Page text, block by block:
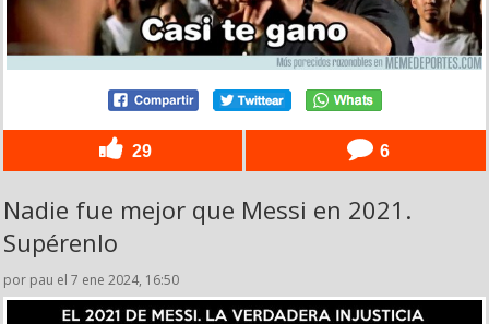
29 6
Nadie fue mejor que Messi en 2021.
Supérenlo
por pau el 7 ene 2024, 16:50